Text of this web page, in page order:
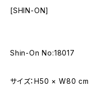
[SHIN-ON]
Shin-On No:18017
サイズ：H50 × W80 cm